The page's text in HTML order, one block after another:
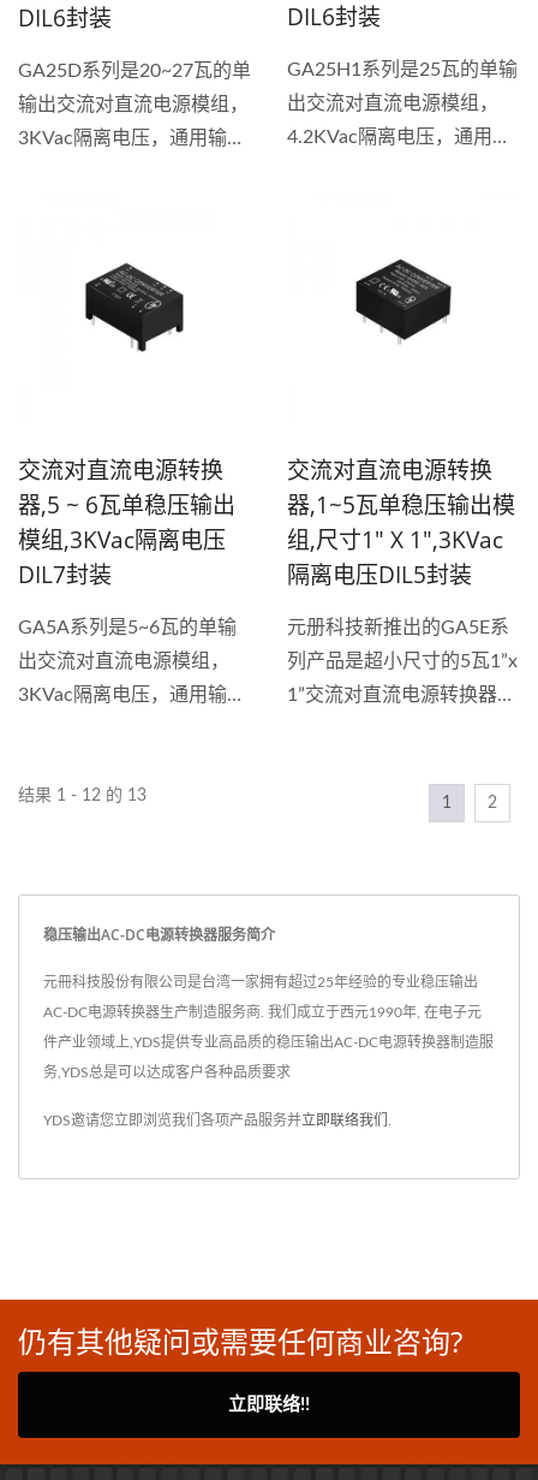
DIL6封装
GA25D系列是20~27瓦的单
输出交流对直流电源模组，
3KVac隔离电压，通用输入
壳全封装，效率最高可达到
90%。 这款全球输入AC-
DIL6封装
GA25H1系列是25瓦的单输
出交流对直流电源模组，
4.2KVac隔离电压，通用输
胶外壳全封装，效率最高可
达到88%。 这款超宽输入
交流对直流电源转换
器,5 ~ 6瓦单稳压输出
模组,3KVac隔离电压
DIL7封装
GA5A系列是5~6瓦的单输
出交流对直流电源模组，
3KVac隔离电压，通用输入
源转换器，内置输入滤波
交流对直流电源转换
器,1~5瓦单稳压输出模
组,尺寸1" X 1",3KVac
隔离电压DIL5封装
元册科技新推出的GA5E系
列产品是超小尺寸的5瓦1”x
1”交流对直流电源转换器模
EMC标准。使用DIL-5PIN
结果 1 - 12 的 13 1 2
稳压输出AC-DC电源转换器服务简介
元冊科技股份有限公司是台湾一家拥有超过25年经验的专业稳压输出
AC-DC电源转换器生产制造服务商. 我们成立于西元1990年, 在电子元
件产业领域上,YDS提供专业高品质的稳压输出AC-DC电源转换器制造服
务,YDS总是可以达成客户各种品质要求
YDS邀请您立即浏览我们各项产品服务并立即联络我们
仍有其他疑问或需要任何商业咨询?
立即联络!!